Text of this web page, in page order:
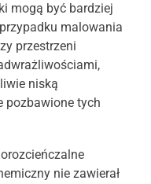
mogą być bardziej
malowania
przestrzeni
niską
pozbawione tych
nie zawierał